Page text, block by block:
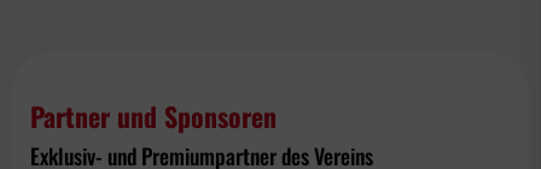
Partner und Sponsoren
Exklusiv- und Premiumpartner des Vereins